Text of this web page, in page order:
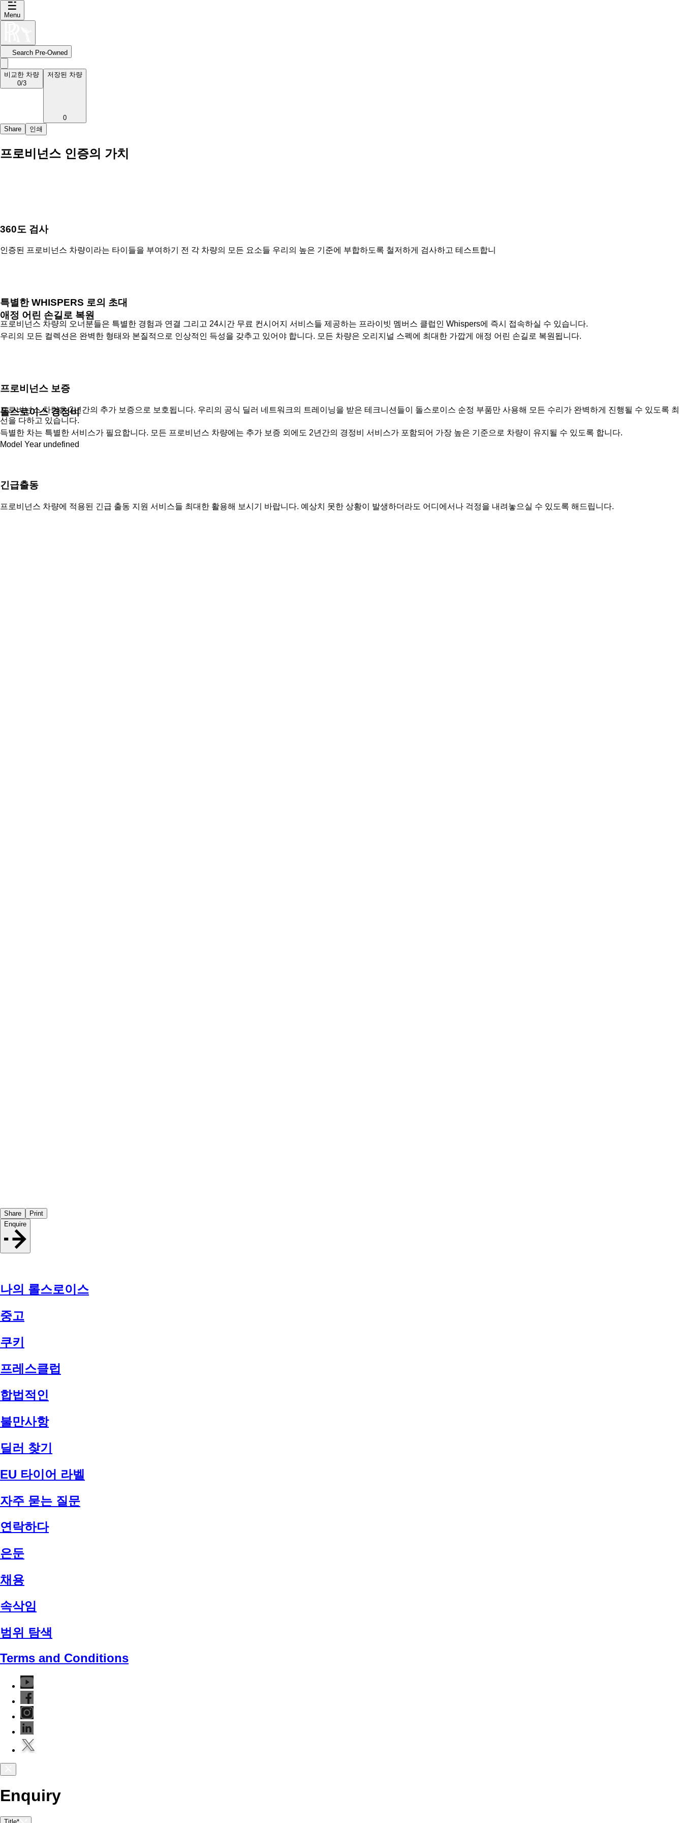
Menu
Search Pre-Owned
비교한 차량
0/3
저장된 차량
0
Share
인쇄
프로비넌스 인증의 가치
360도 검사
인증된 프로비넌스 차량이라는 타이들을 부여하기 전 각 차량의 모든 요소들 우리의 높은 기준에 부합하도록 철저하게 검사하고 테스트합니
특별한 WHISPERS 로의 초대
프로비넌스 차량의 오너분들은 특별한 경험과 연결 그리고 24시간 무료 컨시어지 서비스들 제공하는 프라이빗 멤버스 클럽인 Whispers에 즉시 접속하실 수 있습니다.
애정 어린 손길로 복원
우리의 모든 컬렉션은 완벽한 형태와 본질적으로 인상적인 득성을 갖추고 있어야 합니다. 모든 차량은 오리지널 스펙에 최대한 가깝게 애정 어린 손길로 복원됩니다.
프로비넌스 보증
프로비넌스 차량은 2년간의 추가 보증으로 보호됩니다. 우리의 공식 딜러 네트워크의 트레이닝을 받은 테크니션들이 돌스로이스 순정 부품만 사용해 모든 수리가 완벽하게 진행될 수 있도록 최
선을 다하고 있습니다.
돌스로이스 경정비
득별한 차는 특별한 서비스가 필요합니다. 모든 프로비넌스 차량에는 추가 보증 외에도 2년간의 경정비 서비스가 포함되어 가장 높은 기준으로 차량이 유지될 수 있도록 합니다.
긴급출동
프로비넌스 차량에 적용된 긴급 출동 지원 서비스들 최대한 활용해 보시기 바랍니다. 예상치 못한 상황이 발생하더라도 어디에서나 걱정을 내려놓으실 수 있도록 해드립니다.
Model Year undefined
Share
Print
Enquire
나의 롤스로이스
중고
쿠키
프레스클럽
합법적인
불만사항
딜러 찾기
EU 타이어 라벨
자주 묻는 질문
연락하다
은둔
채용
속삭임
범위 탐색
Terms and Conditions
Enquiry